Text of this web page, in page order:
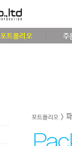
포트폴리오 주